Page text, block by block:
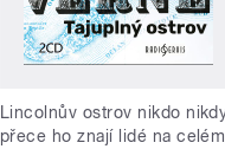
Lincolnův ostrov nikdo
přece ho znají lidé na